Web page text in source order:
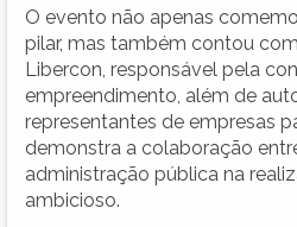
O evento não apenas
pilar, mas também contou
Libercon, responsável pela
empreendimento, além de
representantes de empresas
demonstra a colaboração
administração pública na
ambicioso.